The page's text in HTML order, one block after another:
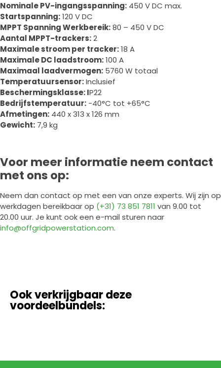
Nominale PV-ingangsspanning: 450 V DC max.
Startspanning:120 V DC
MPPT Spanning Werkbereik:80 – 450 V DC
Aantal MPPT-trackers:2
Maximale stroom per tracker:18 A
Maximale DC laadstroom:100 A
Maximaal laadvermogen: 5760 W totaal
Temperatuursensor:Inclusief
Beschermingsklasse: IP22
Bedrijfstemperatuur: -40°C tot +65°C
Afmetingen: 440 x 313 x 126 mm
Gewicht: 7,9 kg
Voor meer informatie neem contact
met ons op:
Neem dan contact op met een van onze experts. Wij zijn op
werkdagen bereikbaar op (+31) 73 851 7811 van 9.00 tot
20.00 uur. Je kunt ook een e-mail sturen naar
info@offgridpowerstation.com.
Ook verkrijgbaar deze
voordeelbundels: